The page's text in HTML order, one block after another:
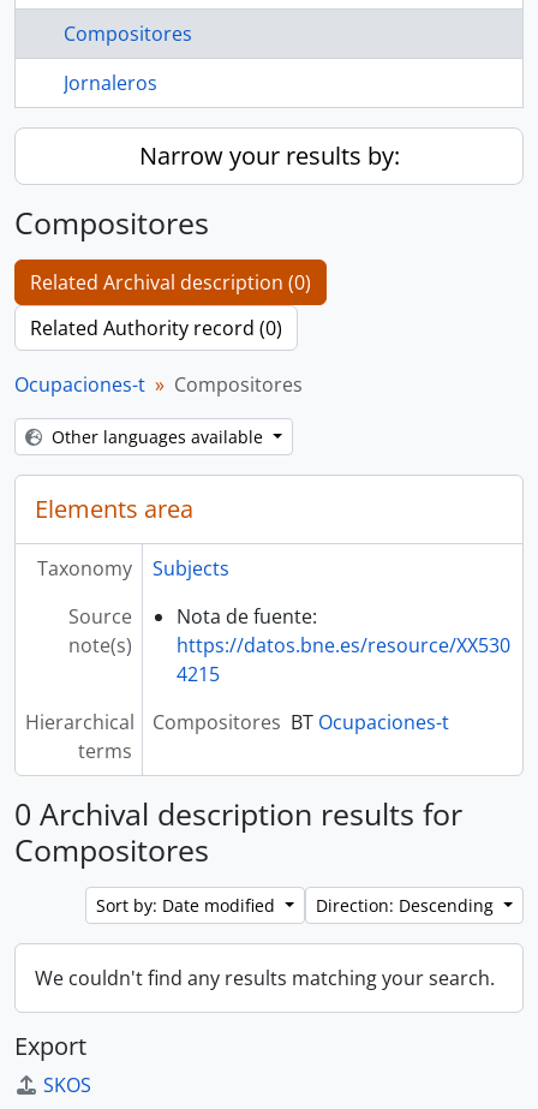
Compositores
Jornaleros
Narrow your results by:
Compositores
Related Archival description (0)
Related Authority record (0)
Ocupaciones-t Compositores
Other languages available
Elements area
Taxonomy
Subjects
Source
note(s)
Nota de fuente:
https://datos.bne.es/resource/XX530
4215
Hierarchical
terms
Compositores BT Ocupaciones-t
0 Archival description results for
Compositores
Sort by: Date modified Direction: Descending
We couldn't find any results matching your search.
Export
SKOS